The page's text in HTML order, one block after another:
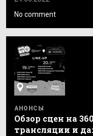
No comment
АНОНСЫ
Обзор сцен на
трансляции и